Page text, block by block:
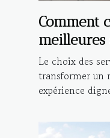
Comment
une
luxe ?
Le choix des
transformer un
expérience